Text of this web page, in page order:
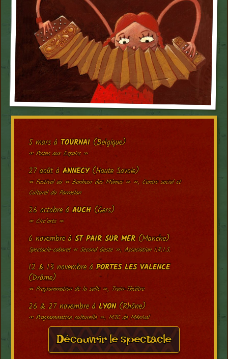
5 mars à TOURNAI(Belgique)
« Pistes aux Espoirs »
27 août àANNECY(Haute Savoie)
« Festival au « Bonheur des Mômes » », Centre social et
Culturel du Parmelan
26 octobre àAUCH(Gers)
« Circ’arts »
6 novembre àST PAIR SUR MER(Manche)
Spectacle-cabaret « Second Geste », Association I.R.I.S.
12 & 13 novembre àPORTES LES VALENCE
(Drôme)
« Programmation de la salle », Train-Théâtre
26 & 27 novembre àLYON(Rhône)
« Programmation culturelle », MJC de Ménival
Découvrir le spectacle